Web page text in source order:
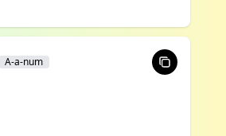
A-a-num